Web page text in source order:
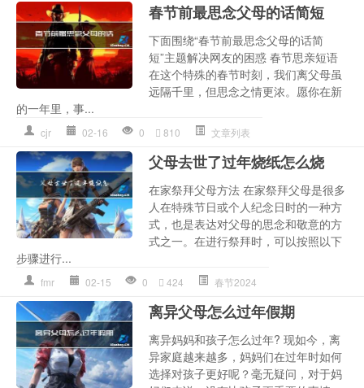
春节前最思念父母的话简短
下面围绕“春节前最思念父母的话简
短”主题解决网友的困惑 春节思亲短语
在这个特殊的春节时刻，我们离父母虽
远隔千里，但思念之情更浓。愿你在新
的一年里，事...
cjr 02-16 0 810 文章列表
父母去世了过年烧纸怎么烧
在家祭拜父母方法 在家祭拜父母是很多
人在特殊节日或个人纪念日时的一种方
式，也是表达对父母的思念和敬意的方
式之一。在进行祭拜时，可以按照以下
步骤进行...
fmr 02-15 0 424 春节2024
离异父母怎么过年假期
离异妈妈和孩子怎么过年? 现如今，离
异家庭越来越多，妈妈们在过年时如何
选择对孩子更好呢？毫无疑问，对于妈